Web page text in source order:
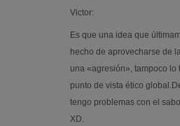
Victor:
Es que una idea que
hecho de aprovecharse de
una «agresión», tampoco
punto de vista ético
tengo problemas con el
XD.